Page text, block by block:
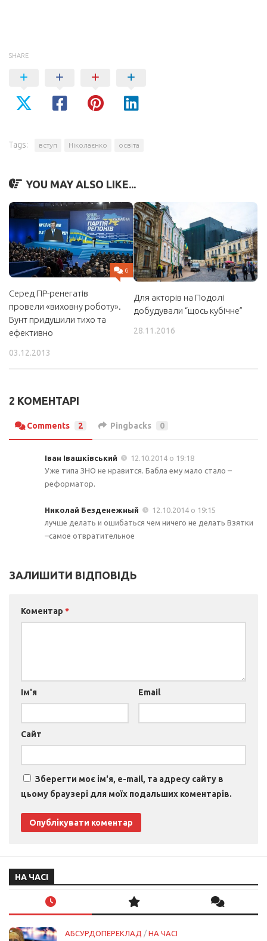
SHARE
Tags: вступ Ніколаєнко освіта
YOU MAY ALSO LIKE...
6
Серед ПР-ренегатів
провели «виховну роботу».
Бунт придушили тихо та
ефективно
03.12.2013
Для акторів на Подолі
добудували “щось кубічне”
28.11.2016
2 КОМЕНТАРІ
Comments 2 Pingbacks 0
Іван Івашківський
12.10.2014 о 19:18
Уже типа ЗНО не нравится. Бабла ему мало стало –
реформатор.
Николай Безденежный
12.10.2014 о 19:15
лучше делать и ошибаться чем ничего не делать Взятки
–самое отвратительное
ЗАЛИШИТИ ВІДПОВІДЬ
Коментар *
Ім'я Email
Сайт
Зберегти моє ім'я, e-mail, та адресу сайту в
цьому браузері для моїх подальших коментарів.
НА ЧАСІ
АБСУРДОПЕРЕКЛАД / НА ЧАСІ